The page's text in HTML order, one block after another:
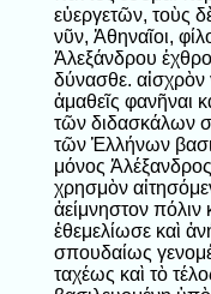
εὐεργετῶν, τοὺς
νῦν, Ἀθηναῖοι,
Ἀλεξάνδρου
δύνασθε. αἰσχρὸν
ἀμαθεῖς φανῆναι
τῶν διδασκάλων
τῶν Ἑλλήνων
μόνος
χρησμὸν
ἀείμνηστον πόλιν
ἐθεμελίωσε καὶ
σπουδαίως
ταχέως καὶ τὸ